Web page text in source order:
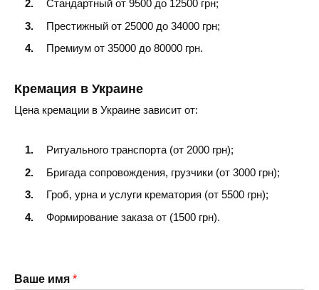
Стандартный от 9500 до 12500 грн;
Престижный от 25000 до 34000 грн;
Премиум от 35000 до 80000 грн.
Кремация в Украине
Цена кремации в Украине зависит от:
Ритуального транспорта (от 2000 грн);
Бригада сопровождения, грузчики (от 3000 грн);
Гроб, урна и услуги крематория (от 5500 грн);
Формирование заказа от (1500 грн).
Ваше имя *